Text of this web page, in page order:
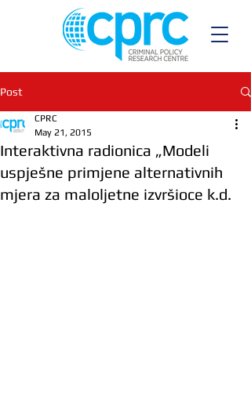
Post
Interaktivna radionica „Modeli
uspješne primjene alternativnih
mjera za maloljetne izvršioce k.d.
CPRC
May 21, 2015